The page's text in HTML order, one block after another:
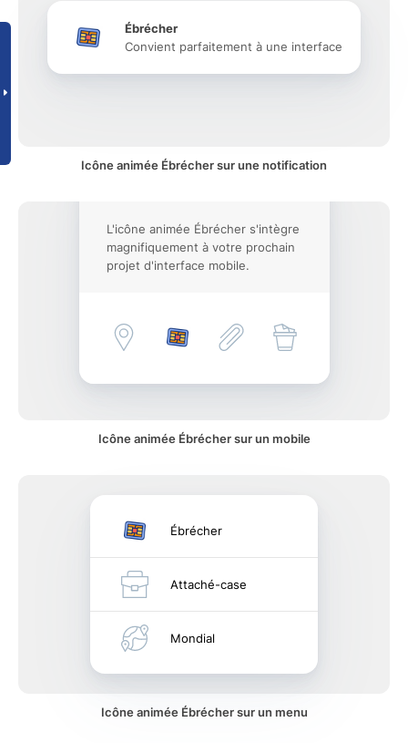
Ébrécher
Convient parfaitement à une interface
Icône animée Ébrécher sur une notification
L'icône animée Ébrécher s'intègre
magnifiquement à votre prochain
projet d'interface mobile.
Icône animée Ébrécher sur un mobile
Ébrécher
Attaché-case
Mondial
Icône animée Ébrécher sur un menu